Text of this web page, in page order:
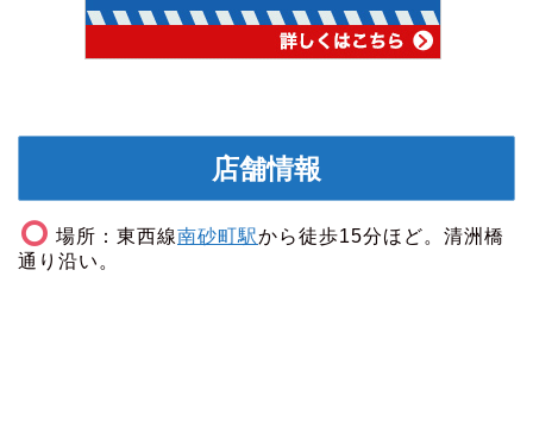
店舗情報
場所：東西線南砂町駅から徒歩15分ほど。清洲橋
通り沿い。